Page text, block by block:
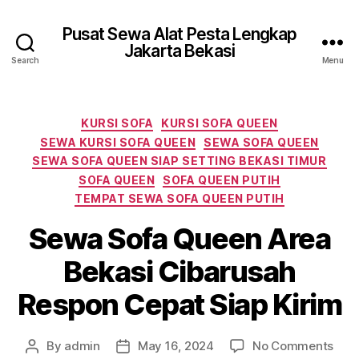
Search
Pusat Sewa Alat Pesta Lengkap
Jakarta Bekasi
Menu
Categories
KURSI SOFA
KURSI SOFA QUEEN
SEWA KURSI SOFA QUEEN
SEWA SOFA QUEEN
SEWA SOFA QUEEN SIAP SETTING BEKASI TIMUR
SOFA QUEEN
SOFA QUEEN PUTIH
TEMPAT SEWA SOFA QUEEN PUTIH
Sewa Sofa Queen Area
Bekasi Cibarusah
Respon Cepat Siap Kirim
Post
By admin
PostMay 16, 2024 No Commentson